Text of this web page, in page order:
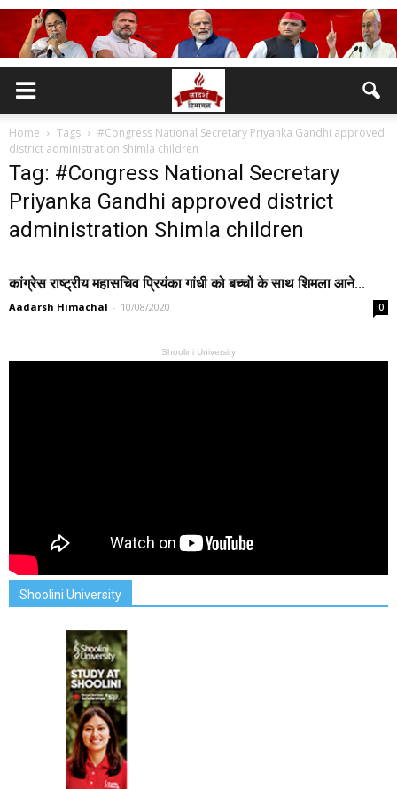
Home Tags
#Congress National Secretary Priyanka Gandhi approved
district administration Shimla children
Tag: #Congress National Secretary
Priyanka Gandhi approved district
administration Shimla children
कांग्रेस राष्ट्रीय महासचिव प्रियंका गांधी को बच्चों के साथ शिमला आने...
Aadarsh Himachal - 10/08/2020 0
Shoolini University
Shoolini University